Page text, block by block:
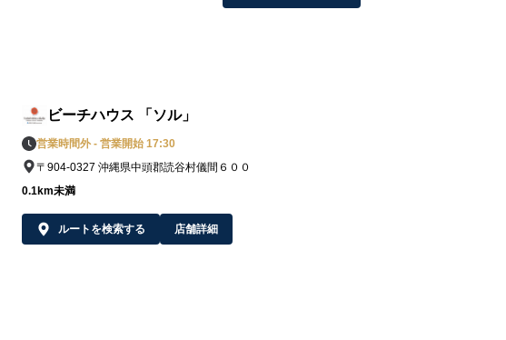
ビーチハウス 「ソル」
営業時間外 - 営業開始 17:30
〒904-0327 沖縄県中頭郡読谷村儀間６００
0.1km未満
ルートを検索する 店舗詳細